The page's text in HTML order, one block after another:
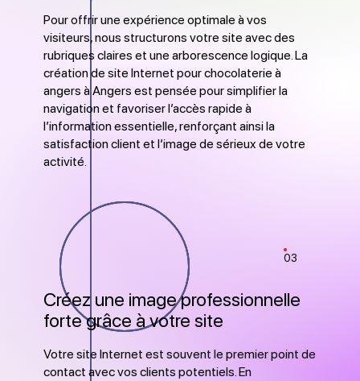
Pour offrir une expérience optimale à vos
visiteurs, nous structurons votre site avec des
rubriques claires et une arborescence logique. La
création de site Internet pour chocolaterie à
angers à Angers est pensée pour simplifier la
navigation et favoriser l’accès rapide à
l’information essentielle, renforçant ainsi la
satisfaction client et l’image de sérieux de votre
activité.
03
Créez une image professionnelle
forte grâce à votre site
Votre site Internet est souvent le premier point de
contact avec vos clients potentiels. En